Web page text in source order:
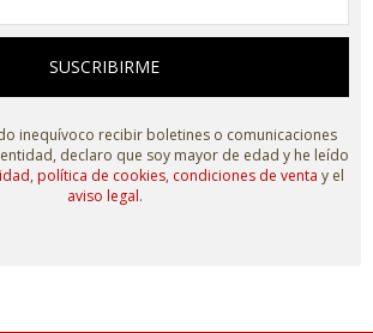
SUSCRIBIRME
inequívoco recibir boletines o comunicaciones
declaro que soy mayor de edad y he leído
, política de cookies, condiciones de venta y el
aviso legal.